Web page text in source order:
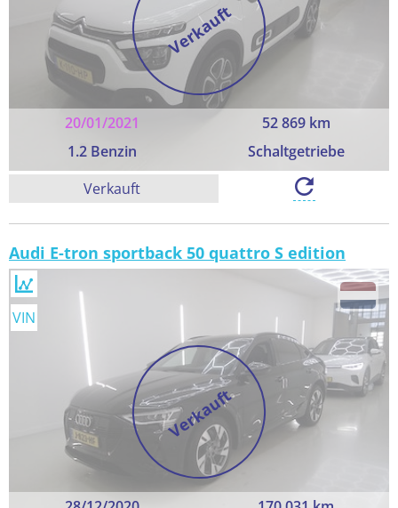
Verkauft
20/01/2021
52 869 km
1.2 Benzin
Schaltgetriebe
Verkauft
Audi E-tron sportback 50 quattro S edition
Verkauft
VIN